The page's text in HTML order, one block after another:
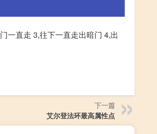
一直走 3,往下一直走出暗门 4,出
下一篇
艾尔登法环最高属性点